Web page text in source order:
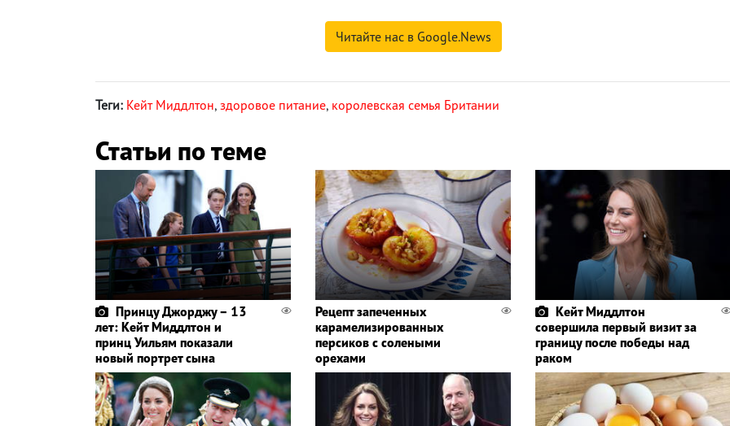
Читайте нас в Google.News
Теги: Кейт Миддлтон, здоровое питание, королевская семья Британии
Статьи по теме
Принцу Джорджу – 13
лет: Кейт Миддлтон и
принц Уильям показали
новый портрет сына
Рецепт запеченных
карамелизированных
персиков с солеными
орехами
Кейт Миддлтон
совершила первый визит за
границу после победы над
раком